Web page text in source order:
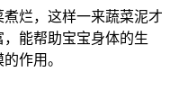
烂，这样一来蔬菜泥才
能帮助宝宝身体的生
作用。